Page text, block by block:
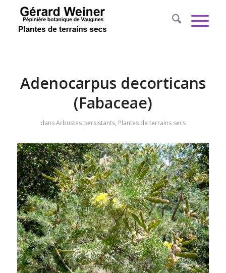
Adenocarpus decorticans
(Fabaceae)
dansArbustes persistants, Plantes de terrains secs